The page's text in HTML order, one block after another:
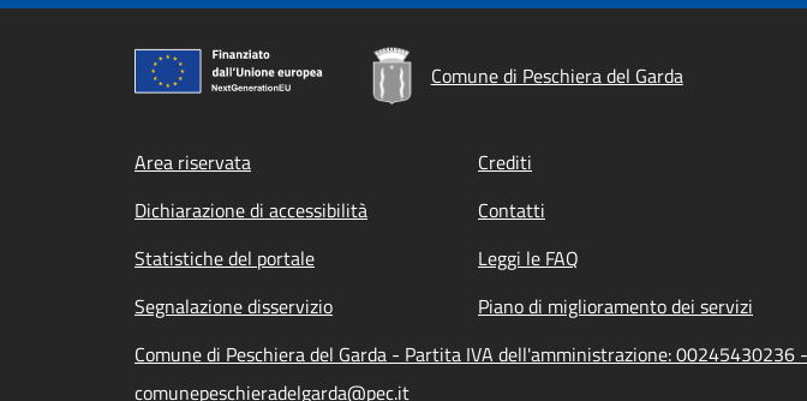
Comune di Peschiera del Garda
Footer menu
Area riservata Crediti
Dichiarazione di accessibilità
Contatti
Statistiche del portale
Leggi le FAQ
Segnalazione disservizio
Piano di miglioramento dei servizi
Comune di Peschiera del Garda - Partita IVA dell'amministrazione: 00245430236
comunepeschieradelgarda@pec.it